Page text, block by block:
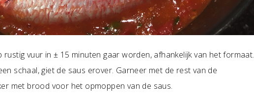
vuur in ± 15 minuten gaar worden, afhankelijk van het formaat.
schaal, giet de saus erover. Garneer met de rest van de
met brood voor het opmoppen van de saus.